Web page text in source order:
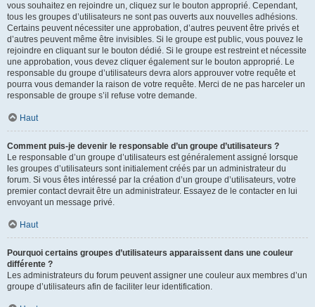
vous souhaitez en rejoindre un, cliquez sur le bouton approprié. Cependant,
tous les groupes d’utilisateurs ne sont pas ouverts aux nouvelles adhésions.
Certains peuvent nécessiter une approbation, d’autres peuvent être privés et
d’autres peuvent même être invisibles. Si le groupe est public, vous pouvez le
rejoindre en cliquant sur le bouton dédié. Si le groupe est restreint et nécessite
une approbation, vous devez cliquer également sur le bouton approprié. Le
responsable du groupe d’utilisateurs devra alors approuver votre requête et
pourra vous demander la raison de votre requête. Merci de ne pas harceler un
responsable de groupe s’il refuse votre demande.
Haut
Comment puis-je devenir le responsable d’un groupe d’utilisateurs ?
Le responsable d’un groupe d’utilisateurs est généralement assigné lorsque
les groupes d’utilisateurs sont initialement créés par un administrateur du
forum. Si vous êtes intéressé par la création d’un groupe d’utilisateurs, votre
premier contact devrait être un administrateur. Essayez de le contacter en lui
envoyant un message privé.
Haut
Pourquoi certains groupes d’utilisateurs apparaissent dans une couleur
différente ?
Les administrateurs du forum peuvent assigner une couleur aux membres d’un
groupe d’utilisateurs afin de faciliter leur identification.